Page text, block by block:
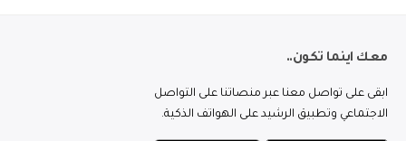
معك اينما تكون..
ابقى على تواصل معنا عبر منصاتنا على التواصل
الاجتماعي وتطبيق الرشيد على الهواتف الذكية.